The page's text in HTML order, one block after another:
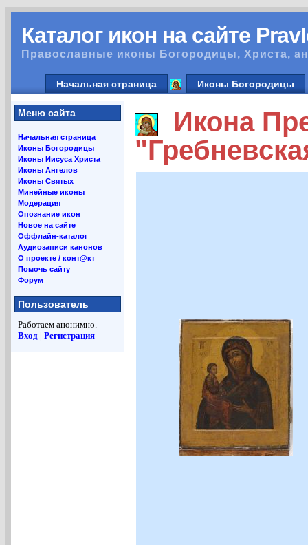
Каталог икон на сайте
Православные иконы Богородицы, Христа,
Начальная страница Иконы Богородицы
Меню сайта
Начальная страница
Иконы Богородицы
Иконы Иисуса Христа
Иконы Ангелов
Иконы Святых
Минейные иконы
Модерация
Опознание икон
Новое на сайте
Оффлайн-каталог
Аудиозаписи канонов
О проекте / конт@кт
Помочь сайту
Форум
Пользователь
Работаем анонимно.
Вход | Регистрация
Икона